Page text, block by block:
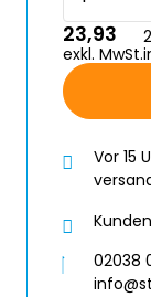
23,93
exkl. MwSt.
Vor 15
02038